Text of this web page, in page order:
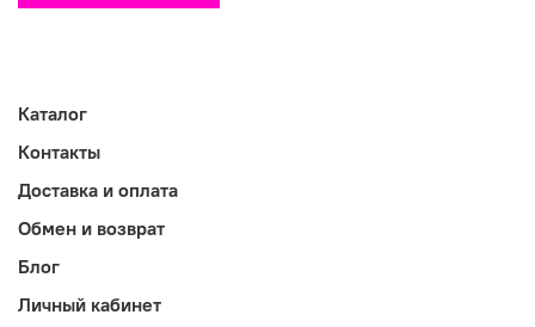
Каталог
Контакты
Доставка и оплата
Обмен и возврат
Блог
Личный кабинет